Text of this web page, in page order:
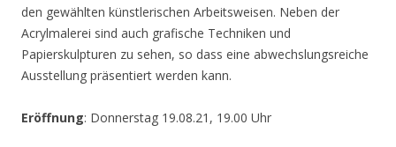
den gewählten künstlerischen Arbeitsweisen. Neben der
Acrylmalerei sind auch grafische Techniken und
Papierskulpturen zu sehen, so dass eine abwechslungsreiche
Ausstellung präsentiert werden kann.
Eröffnung: Donnerstag 19.08.21, 19.00 Uhr